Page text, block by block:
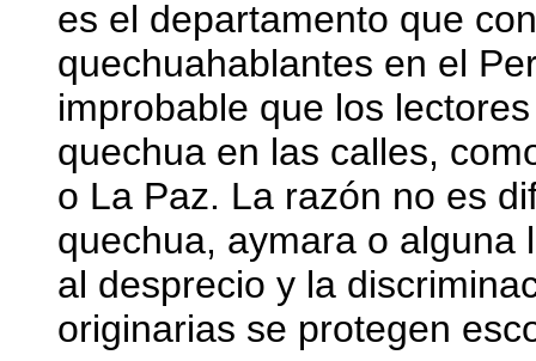
es el departamento que
quechuahablantes en el
improbable que los
quechua en las calles,
o La Paz. La razón no es
quechua, aymara o alguna
al desprecio y la
originarias se protegen